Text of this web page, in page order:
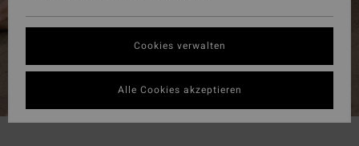
Cookies verwalten
Alle Cookies akzeptieren